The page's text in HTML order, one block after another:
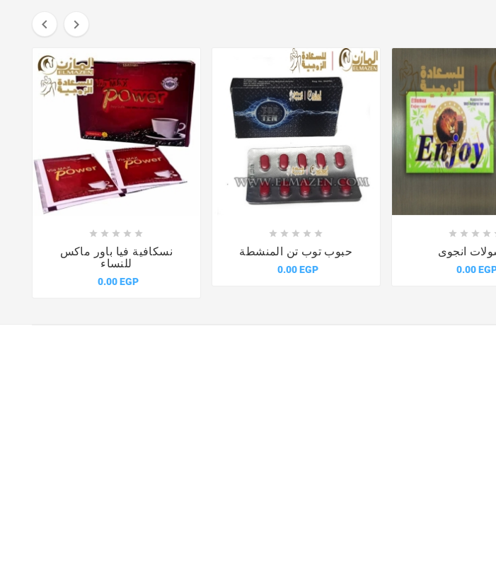
 
  
    
نسكافية فيا باور ماكس
للنساء
0.00 EGP
    
حبوب توب تن المنشطة
0.00 EGP
   
انجوى
0.00